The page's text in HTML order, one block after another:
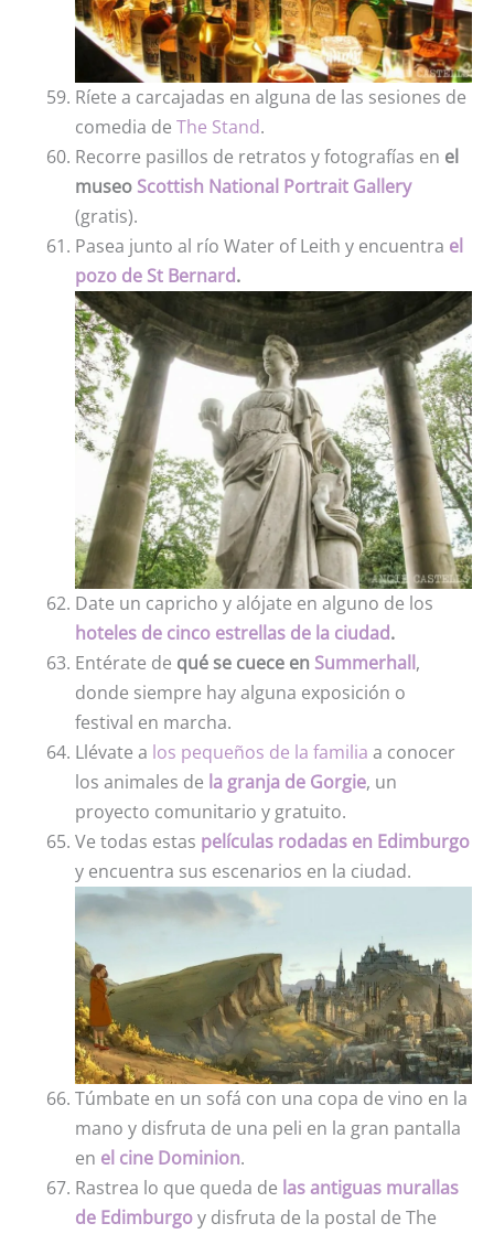
Ríete a carcajadas en alguna de las sesiones de
comedia de The Stand.
Recorre pasillos de retratos y fotografías en el
museo Scottish National Portrait Gallery
(gratis).
Pasea junto al río Water of Leith y encuentra el
pozo de St Bernard.
Date un capricho y alójate en alguno de los
hoteles de cinco estrellas de la ciudad.
Entérate de qué se cuece en Summerhall,
donde siempre hay alguna exposición o
festival en marcha.
Llévate a los pequeños de la familia a conocer
los animales de la granja de Gorgie, un
proyecto comunitario y gratuito.
Ve todas estas películas rodadas en Edimburgo
y encuentra sus escenarios en la ciudad.
Túmbate en un sofá con una copa de vino en la
mano y disfruta de una peli en la gran pantalla
en el cine Dominion.
Rastrea lo que queda de las antiguas murallas
de Edimburgoy disfruta de la postal de The